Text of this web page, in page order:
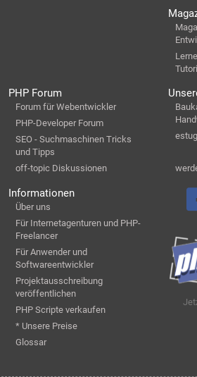
PHP Forum
Forum für Webentwickler
PHP-Developer Forum
SEO - Suchmaschinen Tricks
und Tipps
off-topic Diskussionen
Informationen
Über uns
Für Internetagenturen und PHP-
Freelancer
Für Anwender und
Softwareentwickler
Projektausschreibung
veröffentlichen
PHP Scripte verkaufen
* Unsere Preise
Glossar